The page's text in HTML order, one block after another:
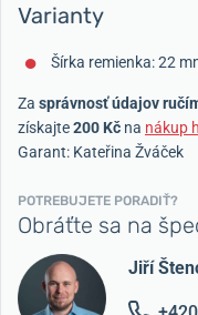
Varianty
Šírka remienka: 22
Za správnosť údajov
získajte200 Kč na nákup
Garant: Kateřina Žváček
POTREBUJETE PORADIŤ?
Obráťte sa na
Jiří